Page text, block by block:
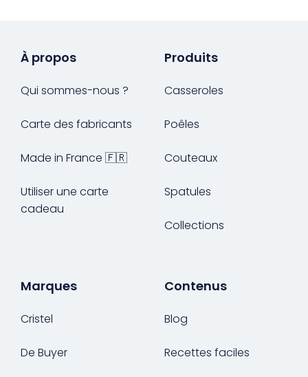
À propos
Qui sommes-nous ?
Carte des fabricants
Made in France 🇫🇷
Utiliser une carte
cadeau
Produits
Casseroles
Poêles
Couteaux
Spatules
Collections
Marques
Cristel
De Buyer
Contenus
Blog
Recettes faciles